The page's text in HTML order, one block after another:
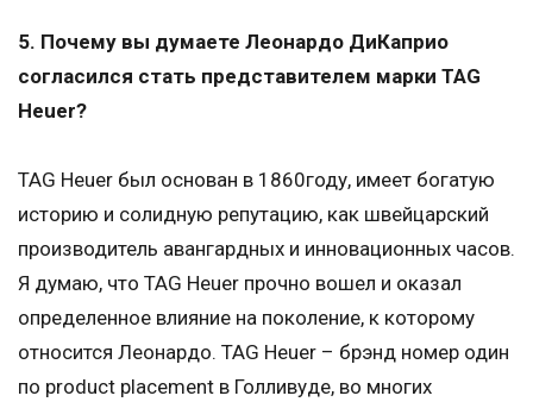
5. Почему вы думаете Леонардо ДиКаприо
согласился стать представителем марки TAG
Heuer?
TAG Heuer был основан в 1860году, имеет богатую
историю и солидную репутацию, как швейцарский
производитель авангардных и инновационных часов.
Я думаю, что TAG Heuer прочно вошел и оказал
определенное влияние на поколение, к которому
относится Леонардо. TAG Heuer – брэнд номер один
по product placement в Голливуде, во многих